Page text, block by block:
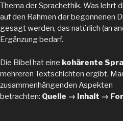
Thema der Sprachethik. Was lehrt
auf den Rahmen der begonnenen
gesagt werden, das natürlich (an
Ergänzung bedarf.
Die Bibel hat eine kohärente
mehreren Textschichten ergibt.
zusammenhängenden Aspekten
betrachten: Quelle → Inhalt →